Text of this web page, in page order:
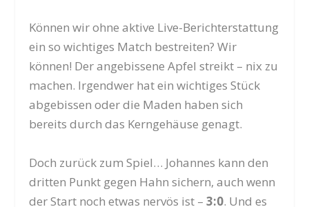
Können wir ohne aktive Live-Berichterstattung
ein so wichtiges Match bestreiten? Wir
können! Der angebissene Apfel streikt – nix zu
machen. Irgendwer hat ein wichtiges Stück
abgebissen oder die Maden haben sich
bereits durch das Kerngehäuse genagt.
Doch zurück zum Spiel… Johannes kann den
dritten Punkt gegen Hahn sichern, auch wenn
der Start noch etwas nervös ist –3:0. Und es